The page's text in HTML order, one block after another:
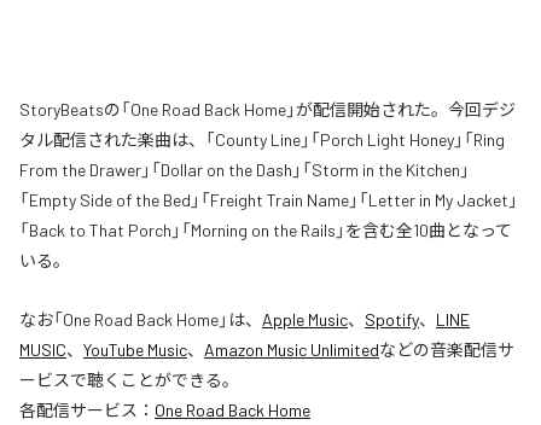
StoryBeatsの「One Road Back Home」が配信開始された。今回デジ
タル配信された楽曲は、「County Line」「Porch Light Honey」「Ring
From the Drawer」「Dollar on the Dash」「Storm in the Kitchen」
「Empty Side of the Bed」「Freight Train Name」「Letter in My Jacket」
「Back to That Porch」「Morning on the Rails」を含む全10曲となって
いる。
なお「One Road Back Home」は、 Apple Music、 Spotify、 LINE
MUSIC、 YouTube Music、 Amazon Music Unlimitedなどの音楽配信サ
ービスで聴くことができる。
各配信サービス： One Road Back Home